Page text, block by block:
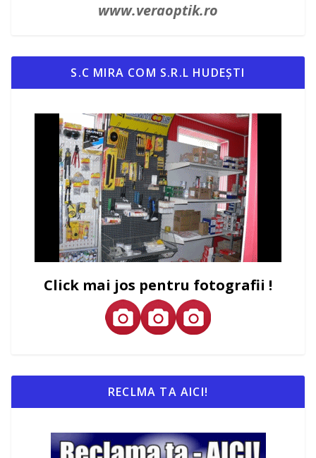
www.veraoptik.ro
S.C MIRA COM S.R.L HUDEȘTI
Click mai jos pentru fotografii !
RECLMA TA AICI!